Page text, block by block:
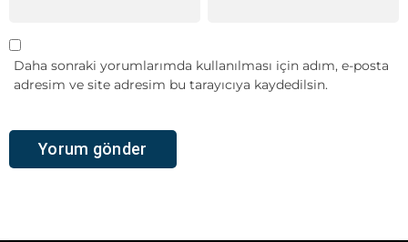
Daha sonraki yorumlarımda kullanılması için adım, e-posta
adresim ve site adresim bu tarayıcıya kaydedilsin.